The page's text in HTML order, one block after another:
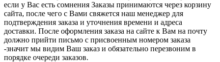
если у Вас есть сомнения Заказы принимаются через корзину
сайта, после чего с Вами свяжется наш менеджер для
подтверждения заказа и уточнения времени и адреса
доставки. После оформления заказа на сайте к Вам на почту
должно прийти письмо с присвоенным номером заказа
-значит мы видим Ваш заказ и обязательно перезвоним в
порядке очереди заказов.